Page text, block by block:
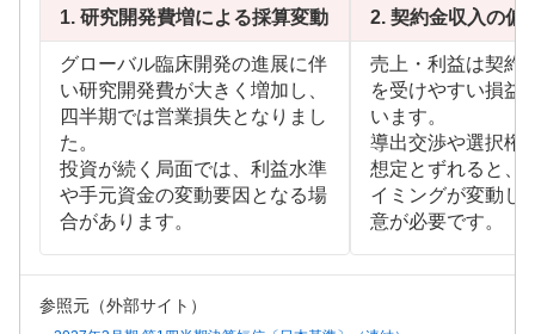
1. 研究開発費増による採算変動
グローバル臨床開発の進展に伴
い研究開発費が大きく増加し、
四半期では営業損失となりまし
た。
投資が続く局面では、利益水準
や手元資金の変動要因となる場
合があります。
2. 契約金収入の偏
売上・利益は契約
を受けやすい損益
います。
導出交渉や選択権
想定とずれると、
イミングが変動し
意が必要です。
参照元（外部サイト）